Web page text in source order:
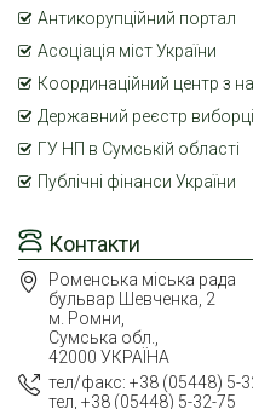
Контакти
Роменська міська рада
бульвар Шевченка, 2
м. Ромни,
Сумська обл.,
42000 УКРАЇНА
тел/факс: +38 (05448) 5-
тел, +38 (05448) 5-32-75
Антикорупційний портал
Асоціація міст України
Координаційний центр з
Державний реєстр
ГУ НП в Сумській області
Публічні фінанси України